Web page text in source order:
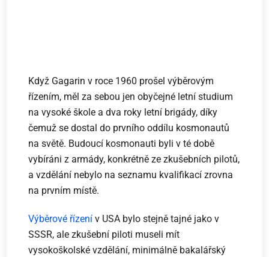
Když Gagarin v roce 1960 prošel výběrovým
řízením, měl za sebou jen obyčejné letní studium
na vysoké škole a dva roky letní brigády, díky
čemuž se dostal do prvního oddílu kosmonautů
na světě. Budoucí kosmonauti byli v té době
vybíráni z armády, konkrétně ze zkušebních pilotů,
a vzdělání nebylo na seznamu kvalifikací zrovna
na prvním místě.
Výběrové řízení v USA bylo stejně tajné jako v
SSSR, ale zkušební piloti museli mít
vysokoškolské vzdělání, minimálně bakalářský